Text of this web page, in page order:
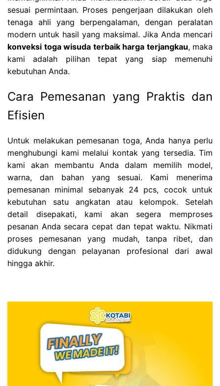
sesuai permintaan. Proses pengerjaan dilakukan oleh
tenaga ahli yang berpengalaman, dengan peralatan
modern untuk hasil yang maksimal. Jika Anda mencari
konveksi toga wisuda terbaik harga terjangkau, maka
kami adalah pilihan tepat yang siap memenuhi
kebutuhan Anda.
Cara Pemesanan yang Praktis dan
Efisien
Untuk melakukan pemesanan toga, Anda hanya perlu
menghubungi kami melalui kontak yang tersedia. Tim
kami akan membantu Anda dalam memilih model,
warna, dan bahan yang sesuai. Kami menerima
pemesanan minimal sebanyak 24 pcs, cocok untuk
kebutuhan satu angkatan atau kelompok. Setelah
detail disepakati, kami akan segera memproses
pesanan Anda secara cepat dan tepat waktu. Nikmati
proses pemesanan yang mudah, tanpa ribet, dan
didukung dengan pelayanan profesional dari awal
hingga akhir.